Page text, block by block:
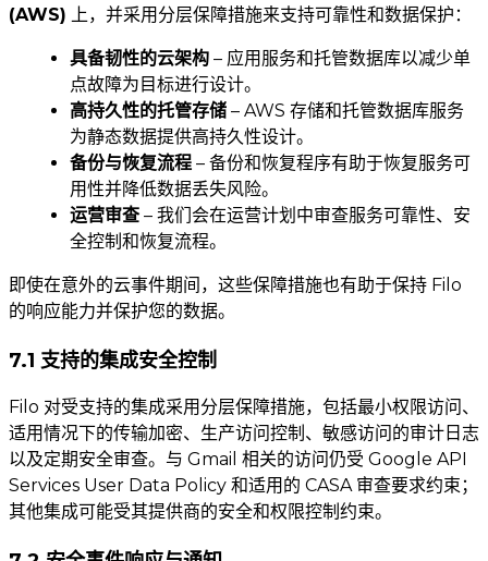
(AWS) 上，并采用分层保障措施来支持可靠性和数据保护：
具备韧性的云架构 – 应用服务和托管数据库以减少单
点故障为目标进行设计。
高持久性的托管存储 – AWS 存储和托管数据库服务
为静态数据提供高持久性设计。
备份与恢复流程 – 备份和恢复程序有助于恢复服务可
用性并降低数据丢失风险。
运营审查 – 我们会在运营计划中审查服务可靠性、安
全控制和恢复流程。
即使在意外的云事件期间，这些保障措施也有助于保持 Filo
的响应能力并保护您的数据。
7.1 支持的集成安全控制
Filo 对受支持的集成采用分层保障措施，包括最小权限访问、
适用情况下的传输加密、生产访问控制、敏感访问的审计日志
以及定期安全审查。与 Gmail 相关的访问仍受 Google API
Services User Data Policy 和适用的 CASA 审查要求约束；
其他集成可能受其提供商的安全和权限控制约束。